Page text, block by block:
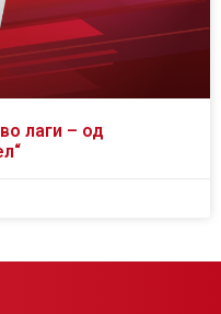
лаги – од